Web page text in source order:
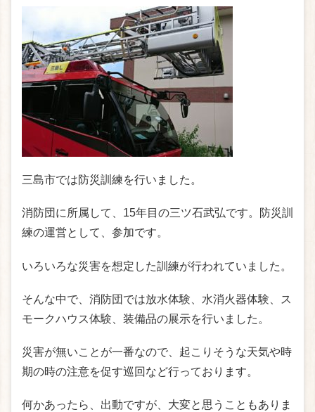
三島市では防災訓練を行いました。
消防団に所属して、15年目の三ツ石武弘です。防災訓
練の運営として、参加です。
いろいろな災害を想定した訓練が行われていました。
そんな中で、消防団では放水体験、水消火器体験、ス
モークハウス体験、装備品の展示を行いました。
災害が無いことが一番なので、起こりそうな天気や時
期の時の注意を促す巡回など行っております。
何かあったら、出動ですが、大変と思うこともありま